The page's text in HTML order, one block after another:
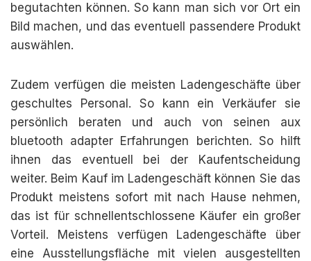
begutachten können. So kann man sich vor Ort ein
Bild machen, und das eventuell passendere Produkt
auswählen.
Zudem verfügen die meisten Ladengeschäfte über
geschultes Personal. So kann ein Verkäufer sie
persönlich beraten und auch von seinen aux
bluetooth adapter Erfahrungen berichten. So hilft
ihnen das eventuell bei der Kaufentscheidung
weiter. Beim Kauf im Ladengeschäft können Sie das
Produkt meistens sofort mit nach Hause nehmen,
das ist für schnellentschlossene Käufer ein großer
Vorteil. Meistens verfügen Ladengeschäfte über
eine Ausstellungsfläche mit vielen ausgestellten